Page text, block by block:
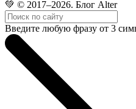
💚 © 2017–2026. Блог Alter
Введите любую фразу от 3